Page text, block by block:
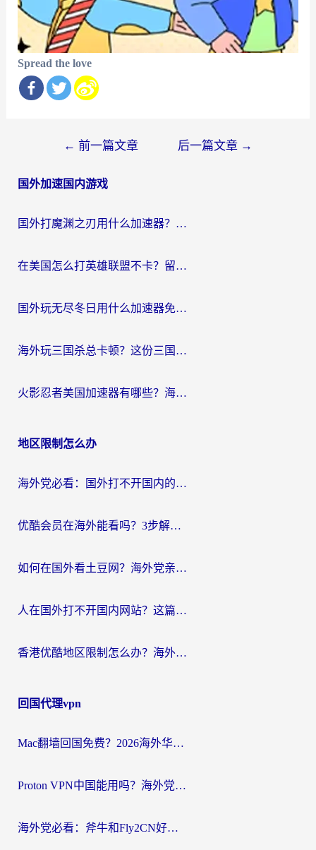
Spread the love
导
← 前一篇文章 后一篇文章 →
国外加速国内游戏
国外打魔渊之刃用什么加速器？2026海外玩家国服游戏加速全攻略（附闪耀暖暖&复苏的魔女避坑指南）
在美国怎么打英雄联盟不卡？留学生亲测的国服游戏加速全攻略
国外玩无尽冬日用什么加速器免费？海外党国服游戏加速避坑指南
海外玩三国杀总卡顿？这份三国杀游戏加速器指南帮你告别延迟烦恼
火影忍者美国加速器有哪些？海外党亲测的国服游戏加速全攻略（含菲律宾玩三国之刃守望黎明技巧）
地区限制怎么办
海外党必看：国外打不开国内的app怎么办？3步解决你的乡愁
优酷会员在海外能看吗？3步解决海外追剧难题，附实测好用加速器推荐
如何在国外看土豆网？海外党亲测有效的追剧加速器选择指南
人在国外打不开国内网站？这篇攻略帮你无缝解锁国内资源（附交管12123使用技巧）
香港优酷地区限制怎么办？海外党亲测有效的追剧解决方案
回国代理vpn
Mac翻墙回国免费？2026海外华人亲测：从CCTV5直播到国内APP，这样选加速器才靠谱
Proton VPN中国能用吗？海外党选回国加速器的避坑指南（附番茄加速器实测）
海外党必看：斧牛和Fly2CN好用吗？3招教你选对回国加速器（附免费试用攻略）